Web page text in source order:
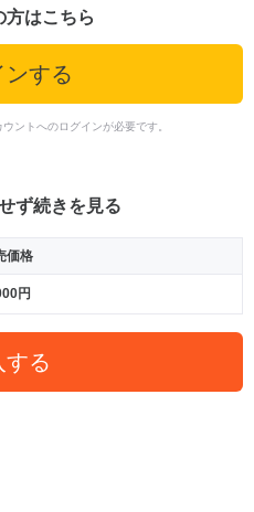
方はこちら
ンする
ントへのログインが必要です。
ず続きを見る
価格
円
する